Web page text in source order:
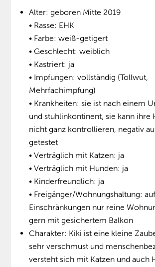
Alter: geboren Mitte 2019
• Rasse: EHK
• Farbe: weiß-getigert
• Geschlecht: weiblich
• Kastriert: ja
• Impfungen: vollständig (Tollwut,
Mehrfachimpfung)
• Krankheiten: sie ist nach einem
und stuhlinkontinent, sie kann ihre
nicht ganz kontrollieren, negativ
getestet
• Verträglich mit Katzen: ja
• Verträglich mit Hunden: ja
• Kinderfreundlich: ja
• Freigänger/Wohnungshaltung:
Einschränkungen nur reine
gern mit gesichertem Balkon
Charakter: Kiki ist eine kleine
sehr verschmust und
versteht sich mit Katzen und auch